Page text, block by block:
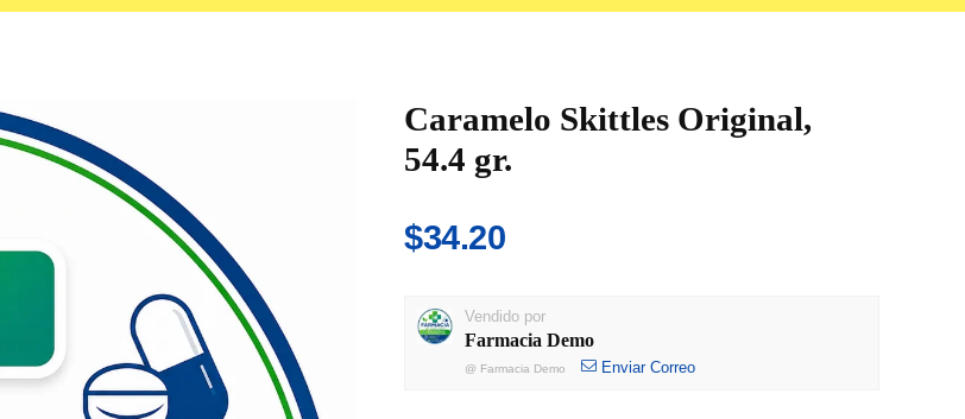
Caramelo Skittles Original,
54.4 gr.
$34.20
Vendido por
Farmacia Demo
@ Farmacia Demo Enviar Correo